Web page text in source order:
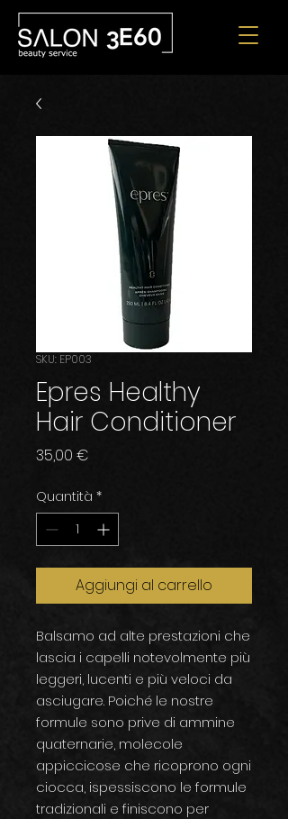
SKU: EP003
Epres Healthy
Hair Conditioner
35,00 €
Quantità *
Aggiungi al carrello
Balsamo ad alte prestazioni che
lascia i capelli notevolmente più
leggeri, lucenti e più veloci da
asciugare. Poiché le nostre
formule sono prive di ammine
quaternarie, molecole
appiccicose che ricoprono ogni
ciocca, ispessiscono le formule
tradizionali e finiscono per